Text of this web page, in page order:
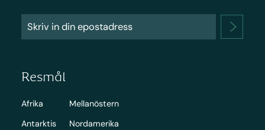
Resmål
Afrika
Antarktis
Mellanöstern
Nordamerika